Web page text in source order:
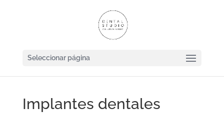
Seleccionar página
Implantes dentales